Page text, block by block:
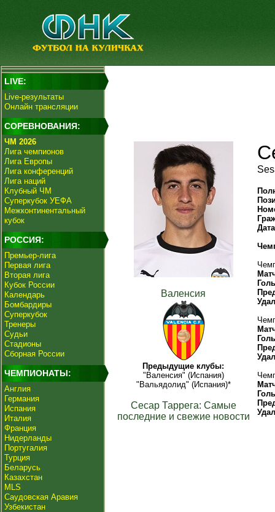
LIVE:
Live-результаты
Онлайн трансляции
СОРЕВНОВАНИЯ:
ЧМ 2026
Лига чемпионов
Лига Европы
Лига конференций
Лига наций
Клубный ЧМ
Суперкубок УЕФА
Межконтинентальный
кубок
РОССИЯ:
Премьер-лига
Первая лига
Вторая лига
Кубок России
Календарь
Бомбардиры
Суперкубок
Тренеры
Судьи
Стадионы
Сборная России
ЧЕМПИОНАТЫ:
Англия
Германия
Испания
Италия
Франция
Нидерланды
Португалия
Турция
Беларусь
Казахстан
MLS
Саудовская Аравия
Узбекистан
Валенсия
Предыдущие клубы:
"Валенсия" (Испания)
"Вальядолид" (Испания)*
Сесар Таррега: Самые
последние и свежие новости